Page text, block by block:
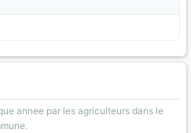
annee par les agriculteurs dans le